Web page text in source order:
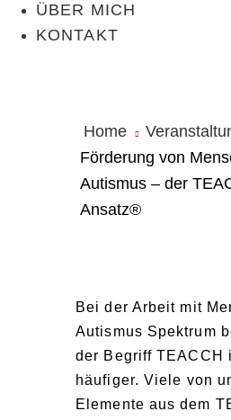
ÜBER MICH
KONTAKT
Home
Förderung von
Autismus – der
Ansatz®
Bei der Arbeit mit
Autismus Spektrum
der Begriff TEACCH
häufiger. Viele von
Elemente aus dem